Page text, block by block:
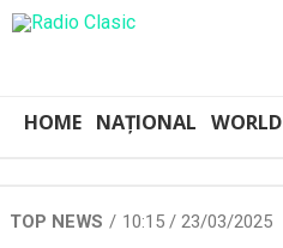
HOME NAȚIONAL WORLD
TOP NEWS 10:15 / 23/03/2025